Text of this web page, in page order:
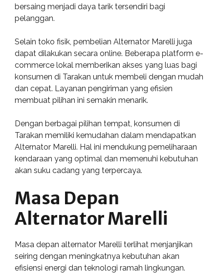
bersaing menjadi daya tarik tersendiri bagi
pelanggan.
Selain toko fisik, pembelian Alternator Marelli juga
dapat dilakukan secara online. Beberapa platform e-
commerce lokal memberikan akses yang luas bagi
konsumen di Tarakan untuk membeli dengan mudah
dan cepat. Layanan pengiriman yang efisien
membuat pilihan ini semakin menarik.
Dengan berbagai pilihan tempat, konsumen di
Tarakan memiliki kemudahan dalam mendapatkan
Alternator Marelli. Hal ini mendukung pemeliharaan
kendaraan yang optimal dan memenuhi kebutuhan
akan suku cadang yang terpercaya.
Masa Depan
Alternator Marelli
Masa depan alternator Marelli terlihat menjanjikan
seiring dengan meningkatnya kebutuhan akan
efisiensi energi dan teknologi ramah lingkungan.